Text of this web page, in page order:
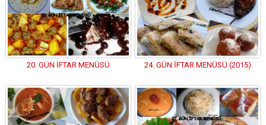
20. GÜN İFTAR MENÜSÜ 24. GÜN İFTAR MENÜSÜ (2015)